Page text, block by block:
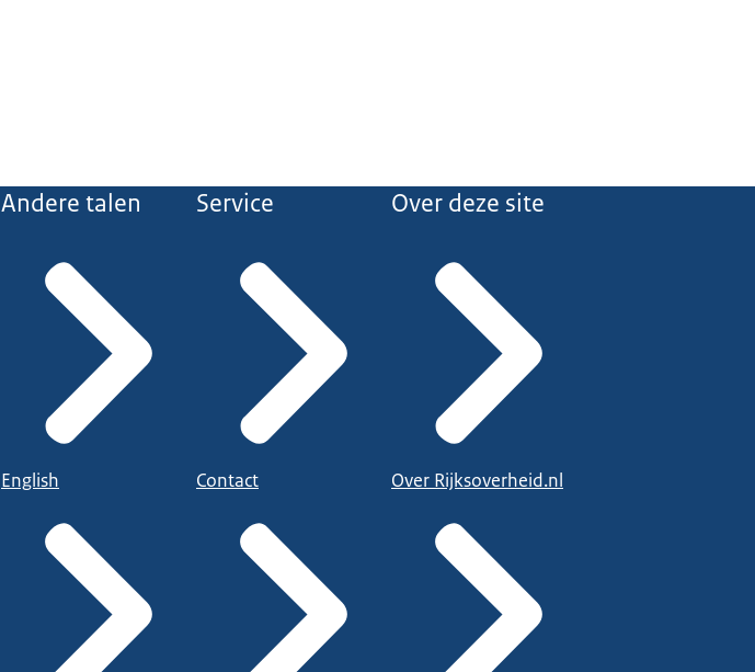
Andere talen
English
Service
Contact
Over deze site
Over Rijksoverheid.nl